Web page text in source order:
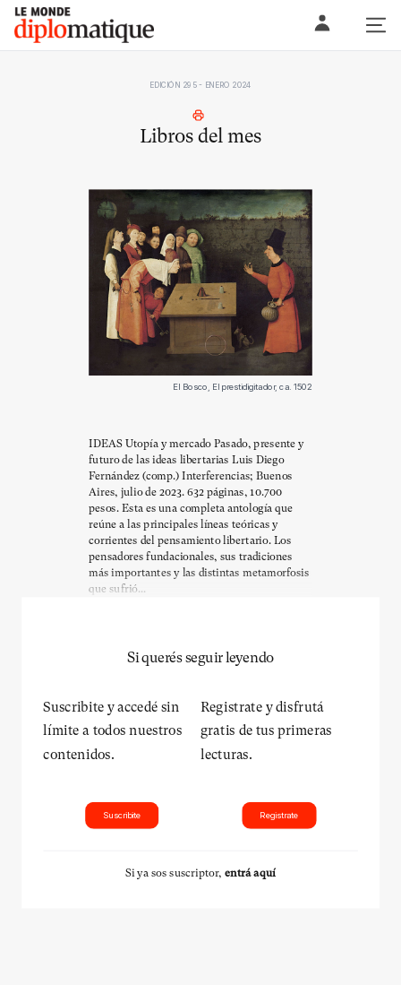
Skip
content
Le monde diplomatique
EDICIÓN 295 - ENERO 2024
Libros del mes
El Bosco, El prestidigitador, ca. 1502
IDEAS Utopía y mercado Pasado, presente y
futuro de las ideas libertarias Luis Diego
Fernández (comp.) Interferencias; Buenos
Aires, julio de 2023. 632 páginas, 10.700
pesos. Esta es una completa antología que
reúne a las principales líneas teóricas y
corrientes del pensamiento libertario. Los
pensadores fundacionales, sus tradiciones
más importantes y las distintas metamorfosis
que sufrió...
Si querés seguir leyendo
Suscribite y accedé sin
límite a todos nuestros
contenidos.
Suscribite
Registrate y disfrutá
gratis de tus primeras
lecturas.
Registrate
Si ya sos suscriptor, entrá aquí